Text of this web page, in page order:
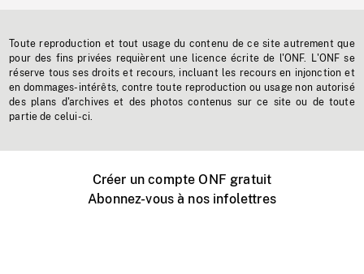
Toute reproduction et tout usage du contenu de ce site autrement que
pour des fins privées requièrent une licence écrite de l'ONF. L'ONF se
réserve tous ses droits et recours, incluant les recours en injonction et
en dommages-intérêts, contre toute reproduction ou usage non autorisé
des plans d'archives et des photos contenus sur ce site ou de toute
partie de celui-ci.
Créer un compte ONF gratuit
Abonnez-vous à nos infolettres